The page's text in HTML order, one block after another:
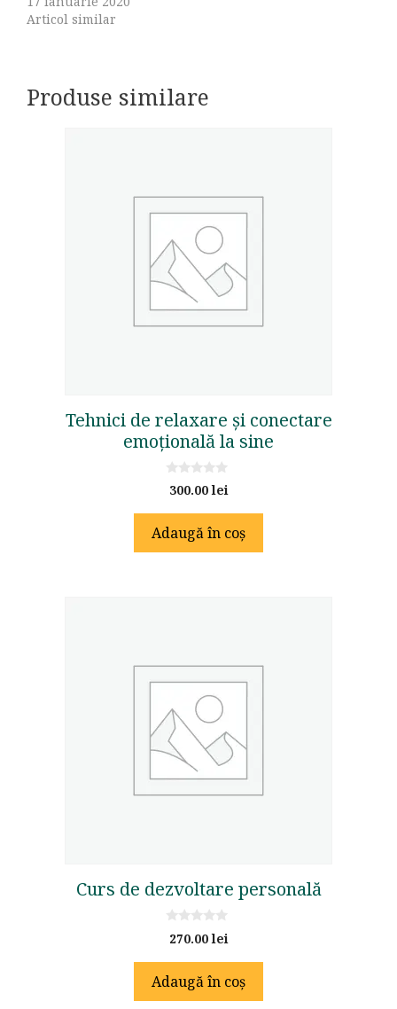
Articol similar
Produse similare
Tehnici de relaxare și conectare
emoțională la sine
0
o
o
f
5
300.00lei
Adaugă în coș
Curs de dezvoltare personală
0
o
o
f
5
270.00lei
Adaugă în coș